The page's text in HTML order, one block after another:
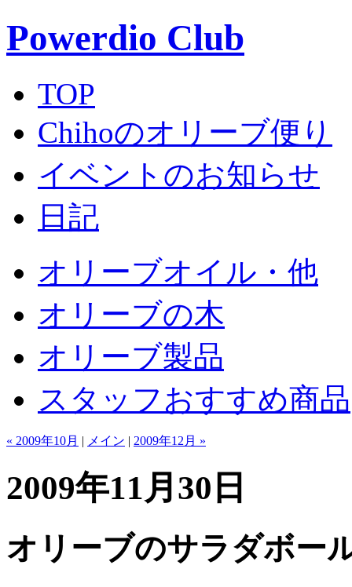
Powerdio Club
TOP
Chihoのオリーブ便り
イベントのお知らせ
日記
オリーブオイル・他
オリーブの木
オリーブ製品
スタッフおすすめ商品
« 2009年10月 | メイン | 2009年12月 »
2009年11月30日
オリーブのサラダボー